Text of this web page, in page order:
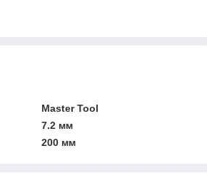
Master Tool
7.2 мм
200 мм